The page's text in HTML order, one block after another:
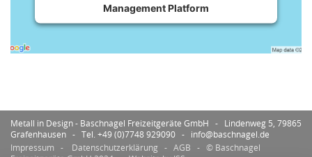
Management Platform
Metall in Design - Baschnagel Freizeitgeräte GmbH - Lindenweg 5, 79865
Grafenhausen - Tel. +49 (0)7748 929090 - info@baschnagel.de
Impressum - Datenschutzerklärung - AGB - © Baschnagel